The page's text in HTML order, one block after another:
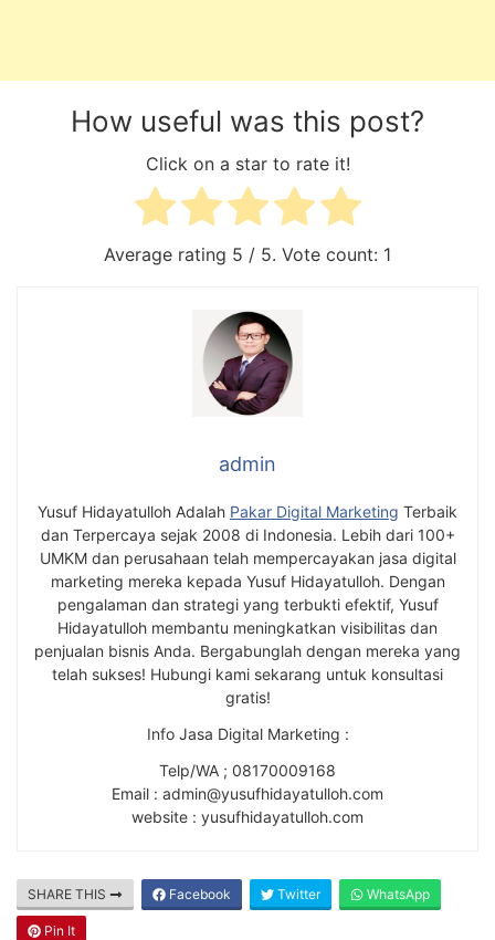
How useful was this post?
Click on a star to rate it!
Average rating 5 / 5. Vote count: 1
admin
Yusuf Hidayatulloh Adalah Pakar Digital Marketing Terbaik
dan Terpercaya sejak 2008 di Indonesia. Lebih dari 100+
UMKM dan perusahaan telah mempercayakan jasa digital
marketing mereka kepada Yusuf Hidayatulloh. Dengan
pengalaman dan strategi yang terbukti efektif, Yusuf
Hidayatulloh membantu meningkatkan visibilitas dan
penjualan bisnis Anda. Bergabunglah dengan mereka yang
telah sukses! Hubungi kami sekarang untuk konsultasi
gratis!
Info Jasa Digital Marketing :
Telp/WA ; 08170009168
Email : admin@yusufhidayatulloh.com
website : yusufhidayatulloh.com
SHARE THIS Facebook Twitter WhatsApp
Pin It